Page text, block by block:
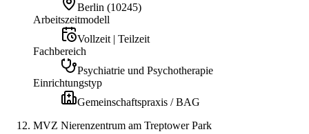
Berlin (10245)
Arbeitszeitmodell
Vollzeit | Teilzeit
Fachbereich
Psychiatrie und Psychotherapie
Einrichtungstyp
Gemeinschaftspraxis / BAG
MVZ Nierenzentrum am Treptower Park